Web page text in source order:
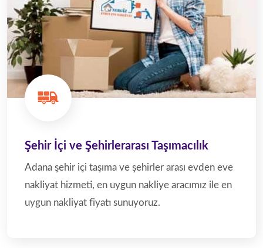
Şehir İçi ve Şehirlerarası Taşımacılık
Adana şehir içi taşıma ve şehirler arası evden eve
nakliyat hizmeti, en uygun nakliye aracımız ile en
uygun nakliyat fiyatı sunuyoruz.